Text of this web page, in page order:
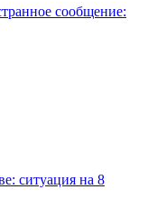
сообщение:
ситуация на 8